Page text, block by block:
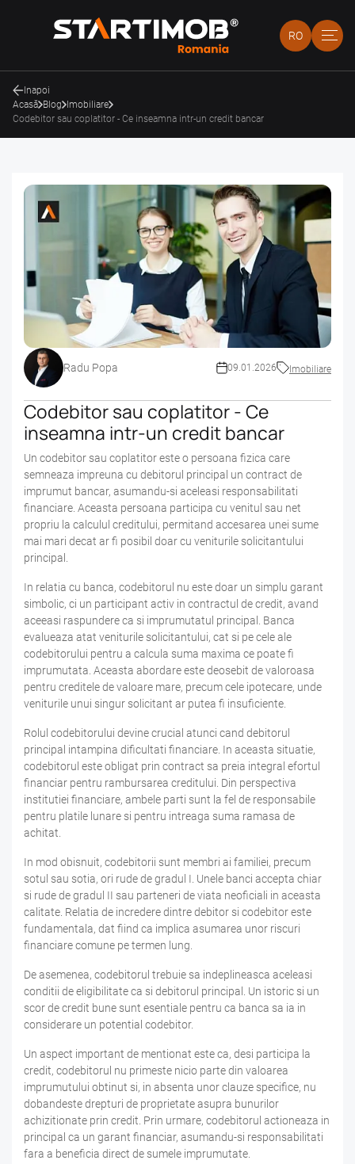
RO
Inapoi
Acasă Blog Imobiliare
Codebitor sau coplatitor - Ce inseamna intr-un credit bancar
Radu Popa 09.01.2026 Imobiliare
Codebitor sau coplatitor - Ce
inseamna intr-un credit bancar
Un codebitor sau coplatitor este o persoana fizica care
semneaza impreuna cu debitorul principal un contract de
imprumut bancar, asumandu-si aceleasi responsabilitati
financiare. Aceasta persoana participa cu venitul sau net
propriu la calculul creditului, permitand accesarea unei sume
mai mari decat ar fi posibil doar cu veniturile solicitantului
principal.
In relatia cu banca, codebitorul nu este doar un simplu garant
simbolic, ci un participant activ in contractul de credit, avand
aceeasi raspundere ca si imprumutatul principal. Banca
evalueaza atat veniturile solicitantului, cat si pe cele ale
codebitorului pentru a calcula suma maxima ce poate fi
imprumutata. Aceasta abordare este deosebit de valoroasa
pentru creditele de valoare mare, precum cele ipotecare, unde
veniturile unui singur solicitant ar putea fi insuficiente.
Rolul codebitorului devine crucial atunci cand debitorul
principal intampina dificultati financiare. In aceasta situatie,
codebitorul este obligat prin contract sa preia integral efortul
financiar pentru rambursarea creditului. Din perspectiva
institutiei financiare, ambele parti sunt la fel de responsabile
pentru platile lunare si pentru intreaga suma ramasa de
achitat.
In mod obisnuit, codebitorii sunt membri ai familiei, precum
sotul sau sotia, ori rude de gradul I. Unele banci accepta chiar
si rude de gradul II sau parteneri de viata neoficiali in aceasta
calitate. Relatia de incredere dintre debitor si codebitor este
fundamentala, dat fiind ca implica asumarea unor riscuri
financiare comune pe termen lung.
De asemenea, codebitorul trebuie sa indeplineasca aceleasi
conditii de eligibilitate ca si debitorul principal. Un istoric si un
scor de credit bune sunt esentiale pentru ca banca sa ia in
considerare un potential codebitor.
Un aspect important de mentionat este ca, desi participa la
credit, codebitorul nu primeste nicio parte din valoarea
imprumutului obtinut si, in absenta unor clauze specifice, nu
dobandeste drepturi de proprietate asupra bunurilor
achizitionate prin credit. Prin urmare, codebitorul actioneaza in
principal ca un garant financiar, asumandu-si responsabilitati
fara a beneficia direct de sumele imprumutate.